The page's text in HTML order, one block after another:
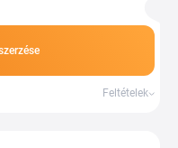
Feltételek